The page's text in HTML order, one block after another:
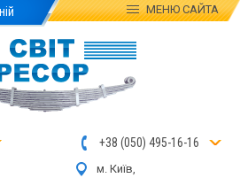
МЕНЮСАЙТА
+38 (050) 495-16-16
м. Київ,